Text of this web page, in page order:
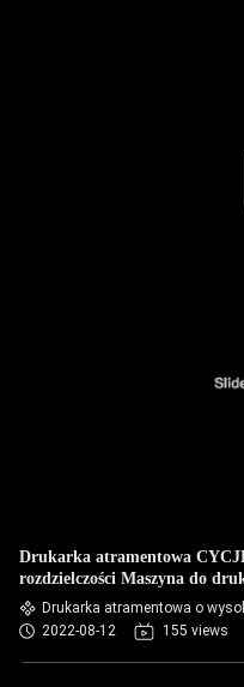
Drukarka atramentowa
rozdzielczości Maszyna do
PCVDrukarka atramentowa o
2022-08-12
155 views